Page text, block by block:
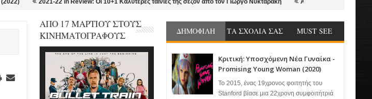
2021-22 in Review: Οι 10+1 Καλύτερες ταινίες της σεζόν από τον Γιώργο Νυκταράκη Ασθενοφόρο - Ambulance
ΔΗΜΟΦΙΛΗ ΤΑ ΣΧΟΛΙΑ ΣΑΣ MUST SEE
Κριτική: Υποσχόμενη Νέα Γυναίκα -
Promising Young Woman (2020)
Το 2015, ένας 19χρονος φοιτητής του
Stanford βίασε μια 22χρονη συμφοιτήτριά
ΑΠΟ 17 ΜΑΡΤΙΟΥ ΣΤΟΥΣ
ΚΙΝΗΜΑΤΟΓΡΑΦΟΥΣ